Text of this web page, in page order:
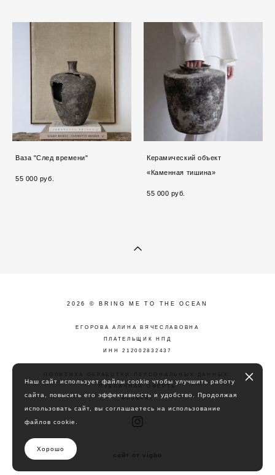
Ваза "След времени"
55 000 pуб.
Керамический объект
«Каменная тишина»
55 000 pуб.
2026 © BRING ME TO THE OCEAN
ЕГОРОВА АЛИНА ВЯЧЕСЛАВОВНА
ПЛАТЕЛЬЩИК НПД
ИНН 212002832437
ПУБЛИЧНАЯ ОФЕРТА
ВОЗВРАТ
сайт от vigbo
Наш сайт использует файлы cookie чтобы улучшить работу
сайта, повысить его эффективность и удобство. Продолжая
использовать сайт, вы соглашаетесь на использование
файлов cookie.
Хорошо